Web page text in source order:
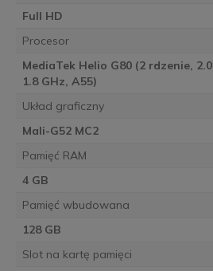
Full HD
Procesor
MediaTek Helio G80 (2 rdzenie,
1.8 GHz, A55)
Układ graficzny
Mali-G52 MC2
Pamięć RAM
4 GB
Pamięć wbudowana
128 GB
Slot na kartę pamięci